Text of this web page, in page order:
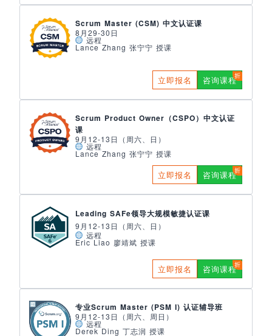
Scrum Master (CSM) 中文认证课
8月29-30日
远程
Lance Zhang 张宁宁 授课
立即报名 咨询课程
Scrum Product Owner（CSPO）中文认证
课
9月12-13日（周六、日）
远程
Lance Zhang 张宁宁 授课
立即报名 咨询课程
Leading SAFe领导大规模敏捷认证课
9月12-13日（周六、日）
远程
Eric Liao 廖靖斌 授课
立即报名 咨询课程
专业Scrum Master (PSM I) 认证辅导班
9月12-13日（周六、周日）
远程
Derek Ding 丁志润 授课